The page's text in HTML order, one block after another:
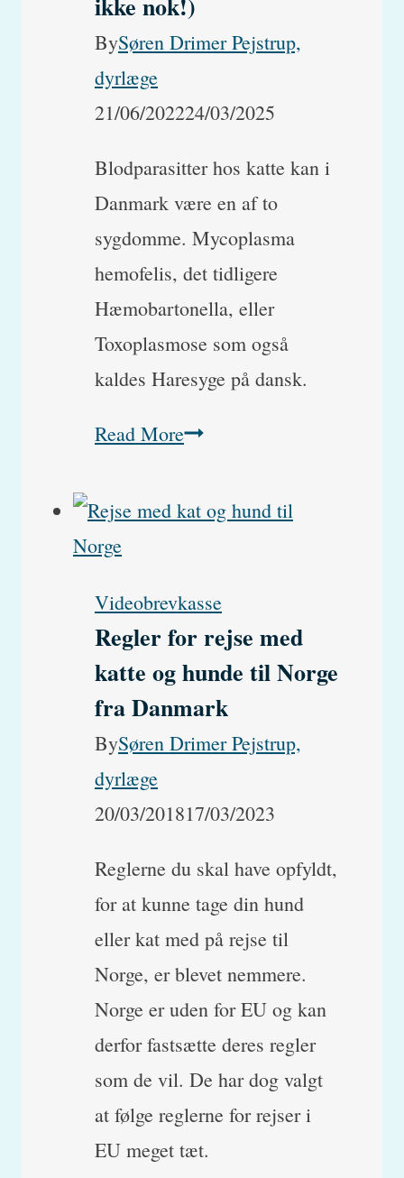
BySøren Drimer Pejstrup,
dyrlæge
21/06/202224/03/2025
Blodparasitter hos katte kan i
Danmark være en af to
sygdomme. Mycoplasma
hemofelis, det tidligere
Hæmobartonella, eller
Toxoplasmose som også
kaldes Haresyge på dansk.
Read MoreBlodparasitter
katte:
og
udenpå
(ormekur
er
ikke
Videobrevkasse
Regler for rejse med
katte og hunde til Norge
fra Danmark
BySøren Drimer Pejstrup,
dyrlæge
20/03/201817/03/2023
Reglerne du skal have opfyldt,
for at kunne tage din hund
eller kat med på rejse til
Norge, er blevet nemmere.
Norge er uden for EU og kan
derfor fastsætte deres regler
som de vil. De har dog valgt
at følge reglerne for rejser i
EU meget tæt.